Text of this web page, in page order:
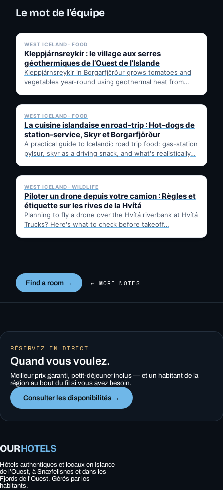
Le mot de l'équipe
WEST ICELAND · FOOD
Kleppjárnsreykir : le village aux serres
géothermiques de l’Ouest de l’Islande
Kleppjárnsreykir in Borgarfjörður grows tomatoes and
vegetables year-round using geothermal heat from
✓ 6 JUL
WEST ICELAND · FOOD
La cuisine islandaise en road-trip : Hot-dogs de
station-service, Skyr et Borgarfjörður
A practical guide to Icelandic road trip food: gas-station
pylsur, skyr as a driving snack, and what's realistically…
✓ 6 JUL
WEST ICELAND · WILDLIFE
Piloter un drone depuis votre camion : Règles et
étiquette sur les rives de la Hvítá
Planning to fly a drone over the Hvítá riverbank at Hvítá
Trucks? Here's what to check before takeoff…
Find a room → ← MORE NOTES
RÉSERVEZ EN DIRECT
Quand vous voulez.
Meilleur prix garanti, petit-déjeuner inclus — et un habitant de la
région au bout du fil si vous avez besoin.
Consulter les disponibilités →
OURHOTELS
Hôtels authentiques et locaux en Islande
de l'Ouest, à Snæfellsnes et dans les
Fjords de l'Ouest. Gérés par les
habitants.